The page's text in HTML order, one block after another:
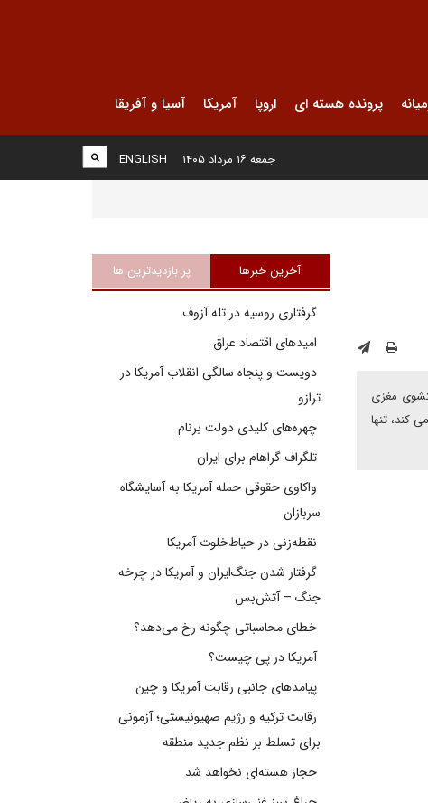
پرونده هسته ای اروپا آمریکا آسیا و آفریقا
ENGLISH جمعه ۱۶ مرداد ۱۴۰۵
مغزی
کند، تنها
آخرین خبرها پر بازدیدترین ها
گرفتاری روسیه در تله آزوف
امیدهای اقتصاد عراق
دویست و پنجاه سالگی انقلاب آمریکا در
ترازو
چهره‌های کلیدی دولت برنام
تلگراف گراهام برای ایران
واکاوی حقوقی حمله آمریکا به آسایشگاه
سربازان
نقطه‌زنی در حیاط‌خلوت آمریکا
گرفتار شدن جنگ‌ایران و آمریکا در چرخه
جنگ – آتش‌بس
خطای محاسباتی چگونه رخ می‌دهد؟
آمریکا در پی چیست؟
پیامدهای جانبی رقابت آمریکا و چین
رقابت ترکیه و رژیم صهیونیستی؛ آزمونی
برای تسلط بر نظم جدید منطقه
حجاز هسته‌ای نخواهد شد